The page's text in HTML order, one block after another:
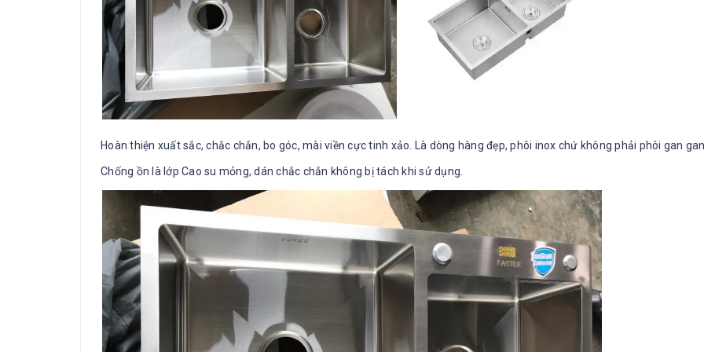
Hoàn thiện xuất sắc, chắc chắn, bo góc, mài viền cực tinh xảo. Là dòng hàng đẹp, phôi inox chứ không phải phôi gan
Chống ồn là lớp Cao su mỏng, dán chắc chắn không bị tách khi sử dụng.